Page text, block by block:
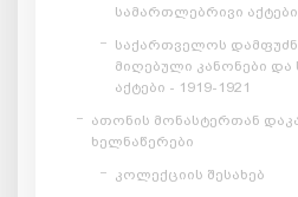
სამართლებრივი აქტები
საქართველოს
მიღებული კანონები
აქტები - 1919-1921
ათონის მონასტერთან
ხელნაწერები
კოლექციის შესახებ